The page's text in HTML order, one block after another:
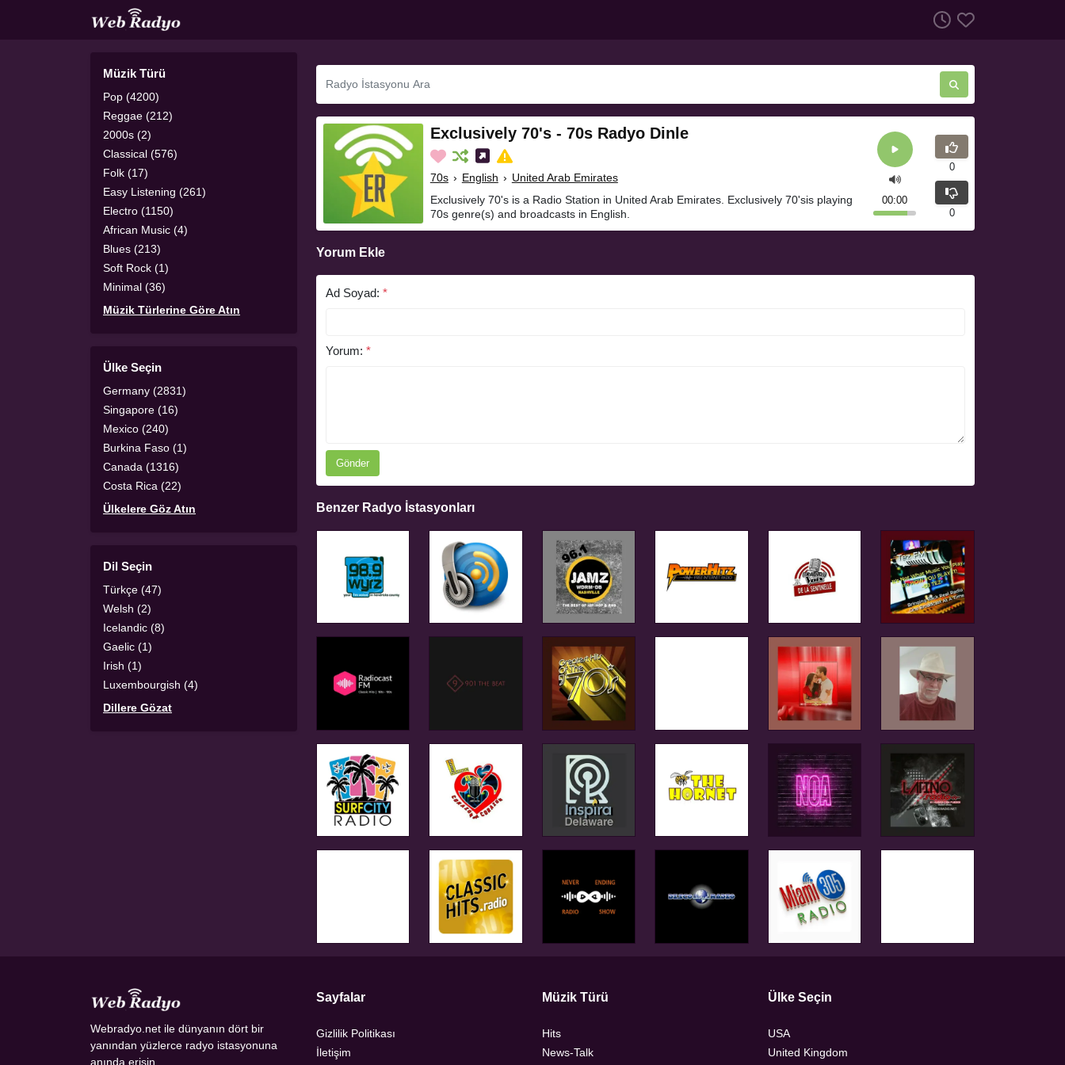
Müzik Türü
Pop (4200)
Reggae (212)
2000s (2)
Classical (576)
Folk (17)
Easy Listening (261)
Electro (1150)
African Music (4)
Blues (213)
Soft Rock (1)
Minimal (36)
Müzik Türlerine Göre Atın
Ülke Seçin
Germany (2831)
Singapore (16)
Mexico (240)
Burkina Faso (1)
Canada (1316)
Costa Rica (22)
Ülkelere Göz Atın
Dil Seçin
Türkçe (47)
Welsh (2)
Icelandic (8)
Gaelic (1)
Irish (1)
Luxembourgish (4)
Dillere Gözat
Exclusively 70's - 70s Radyo Dinle
70s › English › United Arab Emirates
Exclusively 70's is a Radio Station in United Arab Emirates. Exclusively 70'sis playing
70s genre(s) and broadcasts in English.
00:00
0
0
Yorum Ekle
Ad Soyad: *
Yorum: *
Gönder
Benzer Radyo İstasyonları
Webradyo.net ile dünyanın dört bir
yanından yüzlerce radyo istasyonuna
anında erişin.
Sayfalar
Gizlilik Politikası
İletişim
Müzik Türü
Hits
News-Talk
Ülke Seçin
USA
United Kingdom